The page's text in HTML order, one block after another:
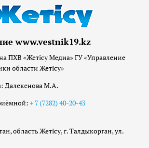
www.vestnik19.kz
ПХВ «Жетісу Медиа» ГУ «Управление
области Жетісу»
Далекенова М.А.
+ 7 (7282) 40-20-43
область Жетісу, г. Талдыкорган, ул.